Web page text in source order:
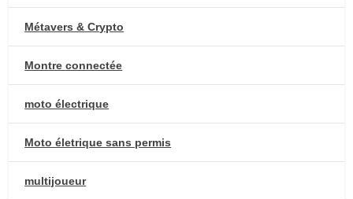
Métavers & Crypto
Montre connectée
moto électrique
Moto életrique sans permis
multijoueur